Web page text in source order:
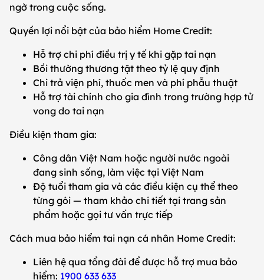
ngờ trong cuộc sống.
Quyền lợi nổi bật của bảo hiểm Home Credit:
Hỗ trợ chi phí điều trị y tế khi gặp tai nạn
Bồi thường thương tật theo tỷ lệ quy định
Chi trả viện phí, thuốc men và phí phẫu thuật
Hỗ trợ tài chính cho gia đình trong trường hợp tử
vong do tai nạn
Điều kiện tham gia:
Công dân Việt Nam hoặc người nước ngoài
đang sinh sống, làm việc tại Việt Nam
Độ tuổi tham gia và các điều kiện cụ thể theo
từng gói — tham khảo chi tiết tại trang sản
phẩm hoặc gọi tư vấn trực tiếp
Cách mua bảo hiểm tai nạn cá nhân Home Credit:
Liên hệ qua tổng đài để được hỗ trợ mua bảo
hiểm: 1900 633 633